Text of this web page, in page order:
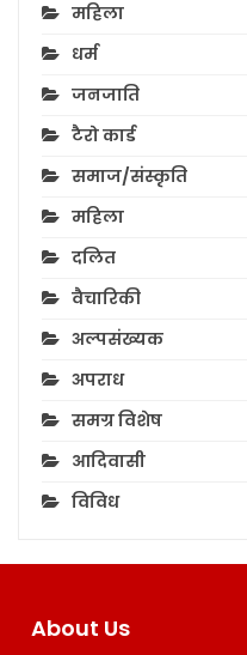
महिला
धर्म
जनजाति
टैरो कार्ड
समाज/संस्कृति
महिला
दलित
वैचारिकी
अल्पसंख्यक
अपराध
समग्र विशेष
आदिवासी
विविध
About Us